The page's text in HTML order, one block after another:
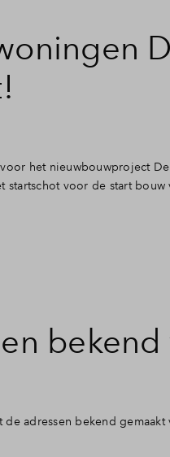
het nieuwbouwproject
startschot voor de start
bekend
de adressen bekend